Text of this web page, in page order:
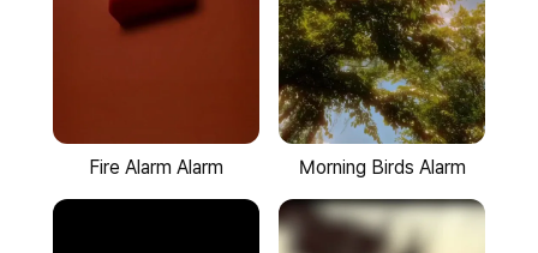
Fire Alarm Alarm Morning Birds Alarm